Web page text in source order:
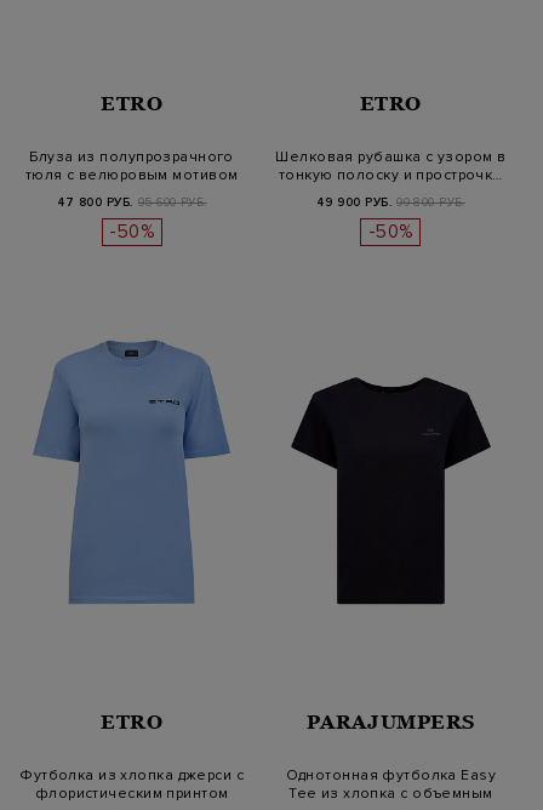
ETRO
Блуза из полупрозрачного
тюля с велюровым мотивом
пейс…
47 800 РУБ. 95 600 РУБ.
-50%
ETRO
Шелковая рубашка с узором в
тонкую полоску и прострочк…
49 900 РУБ. 99 800 РУБ.
-50%
ETRO
Футболка из хлопка джерси с
флористическим принтом
PARAJUMPERS
Однотонная футболка Easy
Tee из хлопка с объемным